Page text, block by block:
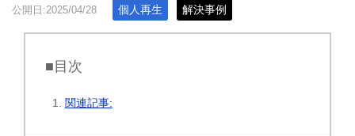
公開日:2025/04/28 個人再生 解決事例
■目次
関連記事: